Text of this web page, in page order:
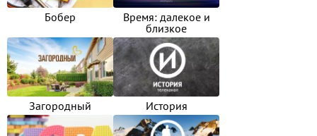
Бобер
Время: далекое и
близкое
Загородный История